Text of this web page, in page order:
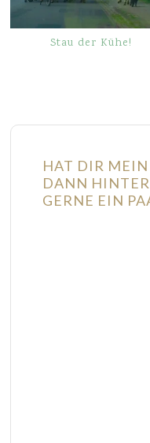
Stau der Kühe!
HAT DIR
DANN
GERNE EIN